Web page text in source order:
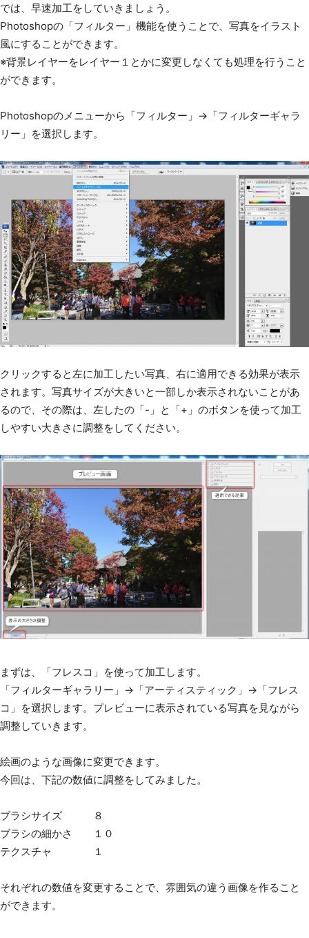
では、早速加工をしていきましょう。
Photoshopの「フィルター」機能を使うことで、写真をイラスト
風にすることができます。
※背景レイヤーをレイヤー１とかに変更しなくても処理を行うこと
ができます。
Photoshopのメニューから「フィルター」→「フィルターギャラ
リー」を選択します。
クリックすると左に加工したい写真、右に適用できる効果が表示
されます。写真サイズが大きいと一部しか表示されないことがあ
るので、その際は、左したの「-」と「+」のボタンを使って加工
しやすい大きさに調整をしてください。
まずは、「フレスコ」を使って加工します。
「フィルターギャラリー」→「アーティスティック」→「フレス
コ」を選択します。プレビューに表示されている写真を見ながら
調整していきます。
絵画のような画像に変更できます。
今回は、下記の数値に調整をしてみました。
ブラシサイズ ８
ブラシの細かさ １０
テクスチャ １
それぞれの数値を変更することで、雰囲気の違う画像を作ること
ができます。